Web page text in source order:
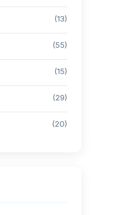
(13)
(55)
(15)
(29)
(20)